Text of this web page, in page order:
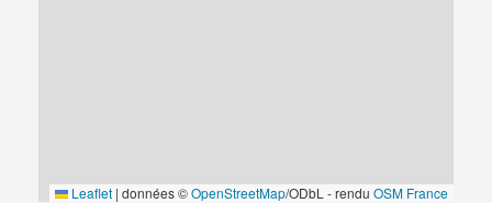
Leaflet | données ©OpenStreetMap/ODbL - rendu OSM France